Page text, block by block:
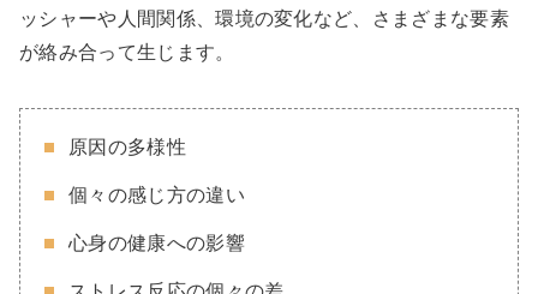
ッシャーや人間関係、環境の変化など、さまざまな要素
が絡み合って生じます。
原因の多様性
個々の感じ方の違い
心身の健康への影響